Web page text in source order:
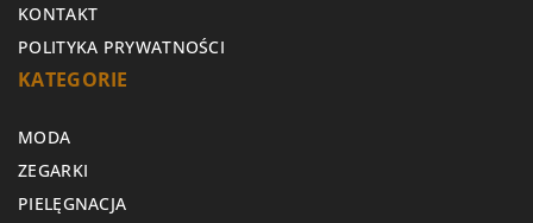
KONTAKT
POLITYKA PRYWATNOŚCI
KATEGORIE
MODA
ZEGARKI
PIELĘGNACJA